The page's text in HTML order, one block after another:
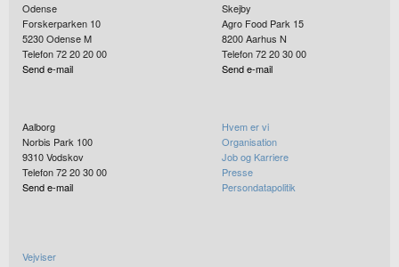
Odense
Forskerparken 10
5230Odense M
Telefon 72 20 20 00
Send e-mail
Skejby
Agro Food Park 15
8200Aarhus N
Telefon 72 20 30 00
Send e-mail
Aalborg
Norbis Park 100
9310Vodskov
Telefon 72 20 30 00
Send e-mail
Hvem er vi
Organisation
Job og Karriere
Presse
Persondatapolitik
Vejviser